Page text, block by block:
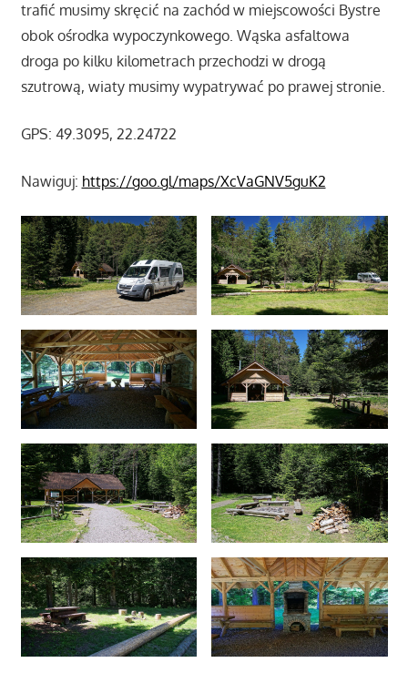
trafić musimy skręcić na zachód w miejscowości Bystre
obok ośrodka wypoczynkowego. Wąska asfaltowa
droga po kilku kilometrach przechodzi w drogą
szutrową, wiaty musimy wypatrywać po prawej stronie.
GPS: 49.3095, 22.24722
Nawiguj: https://goo.gl/maps/XcVaGNV5guK2